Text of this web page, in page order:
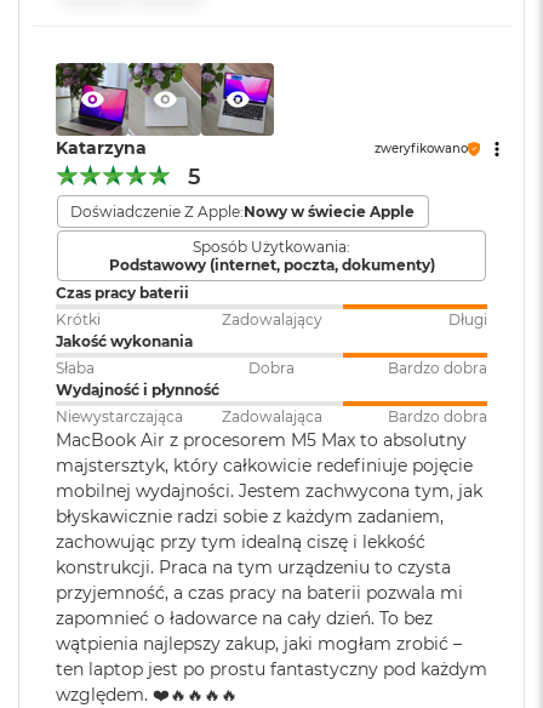
c
d
y
s
k
M
a
o
o
k
A
i
r
2
5
6
G
B
M
c
B
o
o
k
Wyświetlacz
Wyświetlacz Liquid Retina
Wyświetlacz o przekątnej 13,6 cala z podświetleniem LED, w
technologii IPS1
Rozdzielczość natywna 2560 na 1664 piksele przy 224 pikselach na
Jasność 500 nitów
Możliwość wyświetlania miliarda kolorów
Szeroka gama kolorów (P3)
Technologia True Tone
Karta sieciowa
bezprzewodowa
WLAN:
Wi-Fi 7 (802.11be)
Kamera
Kamera 12MP Center Stage z
obsługą funkcji Widok blatu
Bateria Litowo-polimerowa
Pojemność baterii: 53,8 Wh
Szybkie ładowanie :
Możliwość szybkiego ładowania
zasilaczem USB-C o mocy 70W
Ładowanie i
rozbudowa:
Dwa porty Thunderbolt 4
(USB‑C) obsługujące:
Ładowanie,
DisplayPort
Thunderbolt 4 (do 40 Gb/s),
USB 4 (do 40 Gb/s)
Katarzyna zweryfikowano
5
Doświadczenie Z Apple:Nowy w świecie Apple
Sposób Użytkowania:
Podstawowy (internet, poczta, dokumenty)
Czas pracy baterii
Krótki
Zadowalający
Długi
Jakość wykonania
Słaba
Dobra
Bardzo dobra
Wydajność i płynność
Niewystarczająca
Zadowalająca Bardzo dobra
MacBook Air z procesorem M5 Max to absolutny
majstersztyk, który całkowicie redefiniuje pojęcie
mobilnej wydajności. Jestem zachwycona tym, jak
błyskawicznie radzi sobie z każdym zadaniem,
zachowując przy tym idealną ciszę i lekkość
konstrukcji. Praca na tym urządzeniu to czysta
przyjemność, a czas pracy na baterii pozwala mi
zapomnieć o ładowarce na cały dzień. To bez
wątpienia najlepszy zakup, jaki mogłam zrobić –
ten laptop jest po prostu fantastyczny pod każdym
względem. ❤️🔥🔥🔥🔥